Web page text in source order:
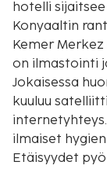
hotelli
Konyaaltin
Kemer Merkez
on ilmastointi
Jokaisessa
kuuluu
ilmaiset
Etäisyydet